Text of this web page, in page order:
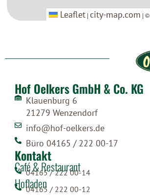
Leaflet | city-map.com | ©
Leaflet | city-map.com | ©
Hof Oelkers GmbH & Co. KG
Klauenburg 6
21279 Wenzendorf
info@hof-oelkers.de
Büro 04165 / 222 00-17
Kontakt
Café & Restaurant
04165 / 222 00-14
Hofladen
04165 / 222 00-12